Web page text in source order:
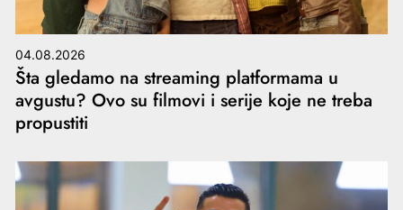
04.08.2026
Šta gledamo na streaming platformama u
avgustu? Ovo su filmovi i serije koje ne treba
propustiti